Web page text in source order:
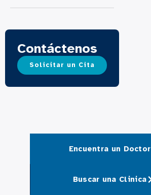
Contáctenos
Solicitar un Cita
Encuentra un Doctor
Buscar una Clinica